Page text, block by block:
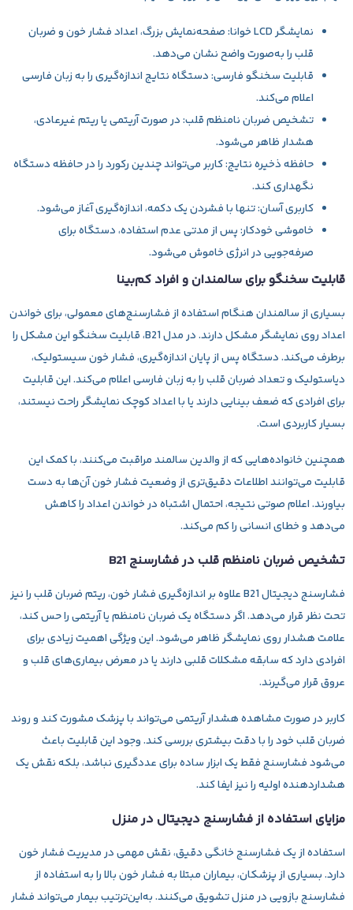
نمایشگر LCD خوانا:
صفحه‌نمایش بزرگ، اعداد فشار خون و ضربان
قلب را به‌صورت واضح نشان می‌دهد.
قابلیت سخنگو فارسی:دستگاه نتایج اندازه‌گیری را به زبان فارسی
اعلام می‌کند.
تشخیص ضربان نامنظم قلب:در صورت آریتمی یا ریتم غیرعادی،
هشدار ظاهر می‌شود.
حافظه ذخیره نتایج:کاربر می‌تواند چندین رکورد را در حافظه دستگاه
نگهداری کند.
کاربری آسان:تنها با فشردن یک دکمه، اندازه‌گیری آغاز می‌شود.
خاموشی خودکار:پس از مدتی عدم استفاده، دستگاه برای
صرفه‌جویی در انرژی خاموش می‌شود.
قابلیت سخنگو برای سالمندان و افراد کم‌بینا
بسیاری از سالمندان هنگام استفاده از فشارسنج‌های معمولی، برای خواندن
اعداد روی نمایشگر مشکل دارند. در مدل B21، قابلیت سخنگو این مشکل را
برطرف می‌کند. دستگاه پس از پایان اندازه‌گیری، فشار خون سیستولیک،
دیاستولیک و تعداد ضربان قلب را به زبان فارسی اعلام می‌کند. این قابلیت
برای افرادی که ضعف بینایی دارند یا با اعداد کوچک نمایشگر راحت نیستند،
بسیار کاربردی است.
همچنین خانواده‌هایی که از والدین سالمند مراقبت می‌کنند، با کمک این
قابلیت می‌توانند اطلاعات دقیق‌تری از وضعیت فشار خون آن‌ها به دست
بیاورند. اعلام صوتی نتیجه، احتمال اشتباه در خواندن اعداد را کاهش
می‌دهد و خطای انسانی را کم می‌کند.
تشخیص ضربان نامنظم قلب در فشارسنج B21
فشارسنج دیجیتال B21 علاوه بر اندازه‌گیری فشار خون، ریتم ضربان قلب را نیز
تحت نظر قرار می‌دهد. اگر دستگاه یک ضربان نامنظم یا آریتمی را حس کند،
علامت هشدار روی نمایشگر ظاهر می‌شود. این ویژگی اهمیت زیادی برای
افرادی دارد که سابقه مشکلات قلبی دارند یا در معرض بیماری‌های قلب و
عروق قرار می‌گیرند.
کاربر در صورت مشاهده هشدار آریتمی می‌تواند با پزشک مشورت کند و روند
ضربان قلب خود را با دقت بیشتری بررسی کند. وجود این قابلیت باعث
می‌شود فشارسنج فقط یک ابزار ساده برای عددگیری نباشد، بلکه نقش یک
هشداردهنده اولیه را نیز ایفا کند.
مزایای استفاده از فشارسنج دیجیتال در منزل
استفاده از یکفشارسنج خانگیدقیق، نقش مهمی در مدیریت فشار خون
دارد. بسیاری از پزشکان، بیماران مبتلا به فشار خون بالا را به استفاده از
فشارسنج بازویی در منزل تشویق می‌کنند. به‌این‌ترتیب بیمار می‌تواند فشار